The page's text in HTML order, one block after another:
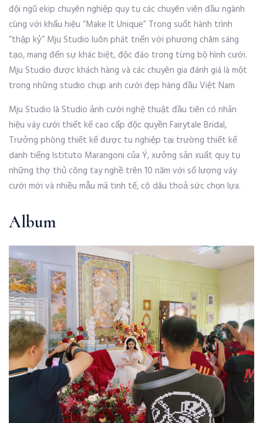
đội ngũ ekip chuyên nghiệp quy tụ các chuyên viên đầu ngành
cùng với khẩu hiệu “Make It Unique” Trong suốt hành trình
“thập kỷ” Mju Studio luôn phát triển với phương châm sáng
tạo, mang đến sự khác biệt, độc đáo trong từng bộ hình cưới.
Mju Studio được khách hàng và các chuyên gia đánh giá là một
trong những studio chụp anh cưới đẹp hàng đầu Việt Nam
Mju Studio là Studio ảnh cưới nghệ thuật đầu tiên có nhãn
hiệu váy cưới thiết kế cao cấp độc quyền Fairytale Bridal,
Trưởng phòng thiết kế được tu nghiệp tại trường thiết kế
danh tiếng Istituto Marangoni của Ý, xưởng sản xuất quy tụ
những thợ thủ công tay nghề trên 10 năm với số lượng váy
cưới mới và nhiều mẫu mã tinh tế, cô dâu thoả sức chọn lựa.
Album